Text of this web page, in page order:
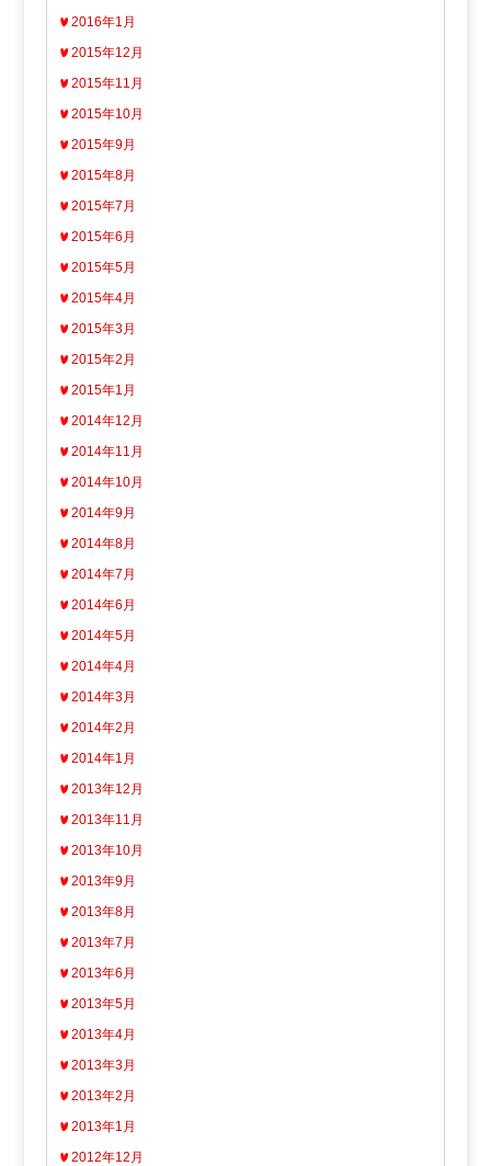
2016年1月
2015年12月
2015年11月
2015年10月
2015年9月
2015年8月
2015年7月
2015年6月
2015年5月
2015年4月
2015年3月
2015年2月
2015年1月
2014年12月
2014年11月
2014年10月
2014年9月
2014年8月
2014年7月
2014年6月
2014年5月
2014年4月
2014年3月
2014年2月
2014年1月
2013年12月
2013年11月
2013年10月
2013年9月
2013年8月
2013年7月
2013年6月
2013年5月
2013年4月
2013年3月
2013年2月
2013年1月
2012年12月